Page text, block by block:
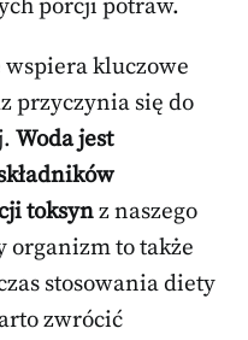
porcji potraw.
kluczowe
przyczynia się do
Woda jest
toksynz naszego
organizm to także
stosowania diety
zwrócić